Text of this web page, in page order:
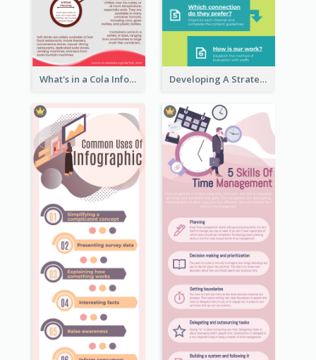
What's in a Cola Infographic Developing A Strategic Marketing Plan Infographic